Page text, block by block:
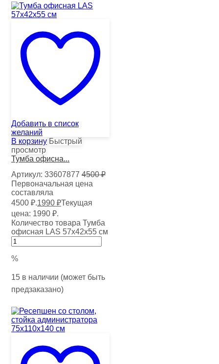
Добавить в список
желаний
В корзину Быстрый
просмотр
Тумба офисна...
Артикул: 33607877 4500₽
Первоначальная цена
составляла
4500 ₽.1990 ₽Текущая
цена: 1990 ₽.
Количество товара Тумба
офисная LAS 57х42х55 см
%
15 в наличии (может быть
предзаказано)